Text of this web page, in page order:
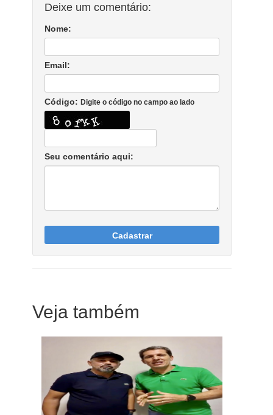
Deixe um comentário:
Nome:
Email:
Código: Digite o código no campo ao lado
Seu comentário aqui:
Cadastrar
Veja também